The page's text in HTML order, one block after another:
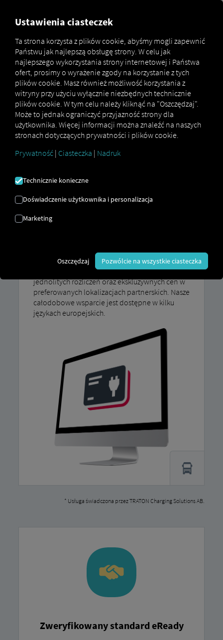
Marketplace MAN DigitalServices MAN Charge&Go
Zarezerwuj teraz
MAN CHARGE&GO
Twojej floty eTruck i eCoach
sieci ładowania dla ciężarówek elektrycznych i
floty mieszane. Korzystają z darmowych kart
doładowania, ładują pojazdy za pomocą
jednego konta w całej Europie i korzystają z
jednolitych rozliczeń oraz ekskluzywnych cen w
preferowanych lokalizacjach partnerskich. Nasze
całodobowe wsparcie jest dostępne w kilku
językach europejskich.
* Usługa świadczona przez TRATON Charging Solutions AB.
Zweryfikowany standard eReady
Ustawienia ciasteczek
Ta strona korzysta z plików cookie, abyśmy mogli zapewnić
Państwu jak najlepszą obsługę strony. W celu jak
najlepszego wykorzystania strony internetowej i Państwa
ofert, prosimy o wyrażenie zgody na korzystanie z tych
plików cookie. Masz również możliwość korzystania z
witryny przy użyciu wyłącznie niezbędnych technicznie
plików cookie. W tym celu należy kliknąć na "Oszczędzaj".
Może to jednak ograniczyć przyjazność strony dla
użytkownika. Więcej informacji można znaleźć na naszych
stronach dotyczących prywatności i plików cookie.
Prywatność | Ciasteczka | Nadruk
Technicznie konieczne
Doświadczenie użytkownika i personalizacja
Marketing
Oszczędzaj Pozwólcie na wszystkie ciasteczka